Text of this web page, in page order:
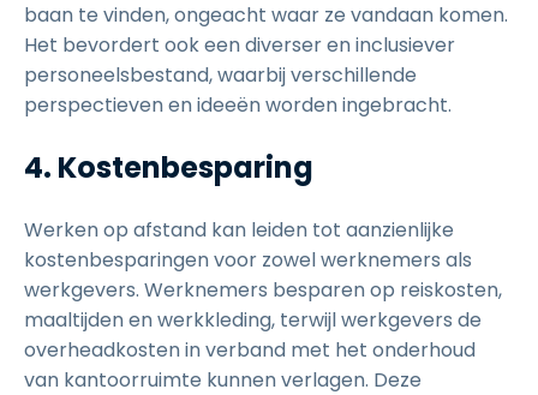
baan te vinden, ongeacht waar ze vandaan komen.
Het bevordert ook een diverser en inclusiever
personeelsbestand, waarbij verschillende
perspectieven en ideeën worden ingebracht.
4. Kostenbesparing
Werken op afstand kan leiden tot aanzienlijke
kostenbesparingen voor zowel werknemers als
werkgevers. Werknemers besparen op reiskosten,
maaltijden en werkkleding, terwijl werkgevers de
overheadkosten in verband met het onderhoud
van kantoorruimte kunnen verlagen. Deze